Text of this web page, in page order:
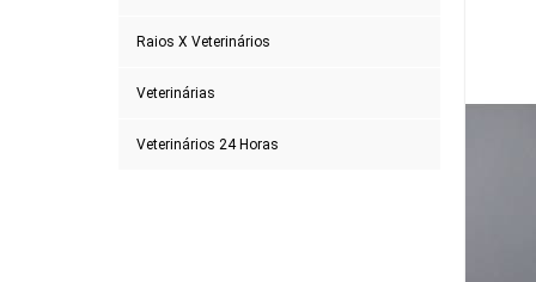
Raios X Veterinários
Veterinárias
Veterinários 24 Horas